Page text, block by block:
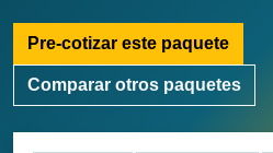
Pre-cotizar este paquete
Comparar otros paquetes